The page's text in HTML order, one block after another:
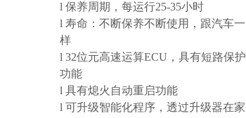
l 保养周期，每运行25-35小时
l 寿命：不断保养不断使用，跟汽车一
样
l 32位元高速运算ECU，具有短路保护
功能
l 具有熄火自动重启功能
l 可升级智能化程序，透过升级器在家